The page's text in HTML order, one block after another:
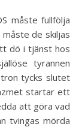
måste de skiljas
dö i tjänst hos
tyrannen
tycks slutet
startar ett
att göra vad
tvingas mörda